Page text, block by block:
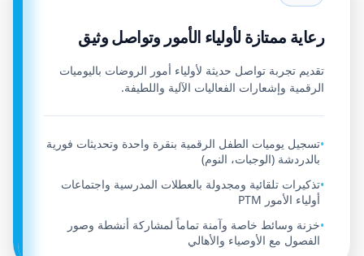
رعاية ممتازة لأولياء الأمور وتواصل وثيق
تقديم تجربة تواصل حديثة لأولياء أمور الروضات باليوميات
الرقمية وإشعارات الفعاليات الآلية واللطيفة.
•تسجيل يوميات الطفل الرقمية بنقرة واحدة وتحديثات فورية
بالدردشة (الوجبات، النوم)
•تذكيرات تلقائية ومجدولة بالعطلات المدرسية واجتماعات
أولياء الأمور PTM
•خزنة وسائط خاصة وآمنة تماماً لمشاركة أنشطة وصور
الفصول مع الأوصياء والأهالي